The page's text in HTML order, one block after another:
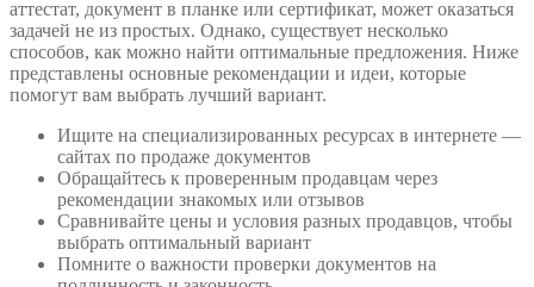
аттестат, документ в планке или сертификат, может оказаться
задачей не из простых. Однако, существует несколько
способов, как можно найти оптимальные предложения. Ниже
представлены основные рекомендации и идеи, которые
помогут вам выбрать лучший вариант.
Ищите на специализированных ресурсах в интернете —
сайтах по продаже документов
Обращайтесь к проверенным продавцам через
рекомендации знакомых или отзывов
Сравнивайте цены и условия разных продавцов, чтобы
выбрать оптимальный вариант
Помните о важности проверки документов на